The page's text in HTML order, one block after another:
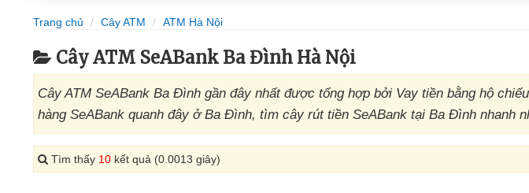
Trang chủ Cây ATM ATM Hà Nội
Cây ATM SeABank Ba Đình Hà Nội
Cây ATM SeABank Ba Đình gần đây nhất được tổng hợp bởi Vay tiền bằng hộ
hàng SeABank quanh đây ở Ba Đình, tìm cây rút tiền SeABank tại Ba Đình nhanh
Tìm thấy 10 kết quả (0.0013 giây)